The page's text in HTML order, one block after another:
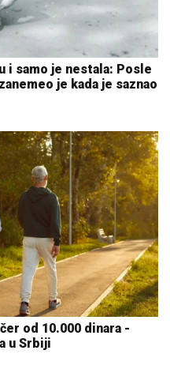
i samo je nestala: Posle
je kada je saznao
od 10.000 dinara -
u Srbiji